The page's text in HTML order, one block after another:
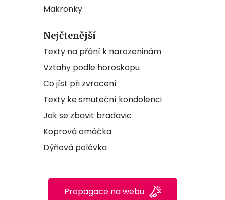
Makronky
Nejčtenější
Texty na přání k narozeninám
Vztahy podle horoskopu
Co jíst při zvracení
Texty ke smuteční kondolenci
Jak se zbavit bradavic
Koprová omáčka
Dýňová polévka
Propagace na webu